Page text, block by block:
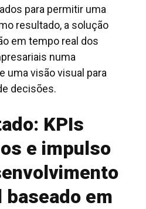
para permitir uma
resultado, a solução
em tempo real dos
numa
uma visão visual para
decisões.
KPIs
e impulso
em